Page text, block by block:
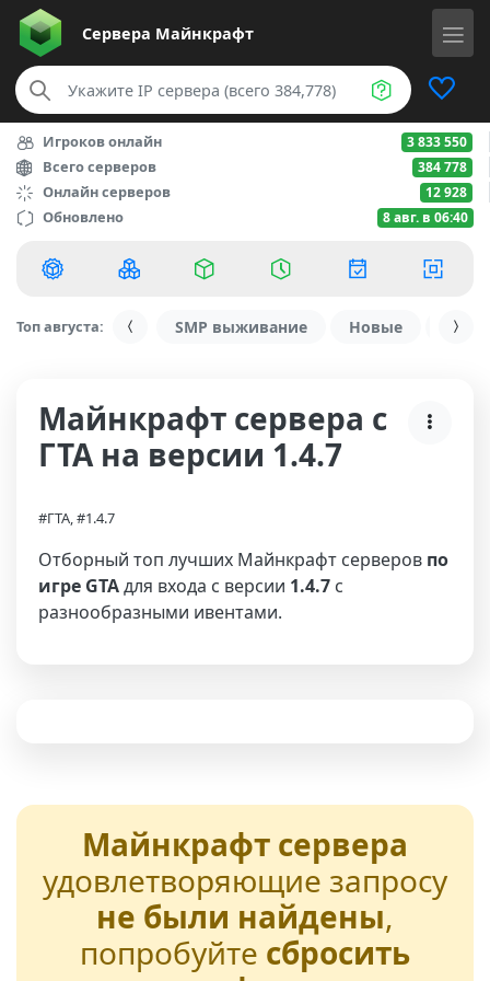
Сервера Майнкрафт
Игроков онлайн 3 833 550
Всего серверов 384 778
Онлайн серверов 12 928
Обновлено 8 авг. в 06:40
Топ августа: SMP выживание Новые С
Майнкрафт сервера с
ГТА на версии 1.4.7
#ГТА, #1.4.7
Отборный топ лучших Майнкрафт серверов по
игре GTAдля входа с версии 1.4.7 с
разнообразными ивентами.
Майнкрафт сервера
удовлетворяющие запросу
не были найдены,
попробуйте сбросить